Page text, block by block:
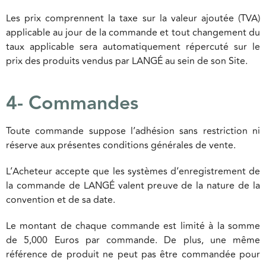
Les prix comprennent la taxe sur la valeur ajoutée (TVA)
applicable au jour de la commande et tout changement du
taux applicable sera automatiquement répercuté sur le
prix des produits vendus par LANGÉ au sein de son Site.
4- Commandes
Toute commande suppose l’adhésion sans restriction ni
réserve aux présentes conditions générales de vente.
L’Acheteur accepte que les systèmes d’enregistrement de
la commande de LANGÉ valent preuve de la nature de la
convention et de sa date.
Le montant de chaque commande est limité à la somme
de 5,000 Euros par commande. De plus, une même
référence de produit ne peut pas être commandée pour